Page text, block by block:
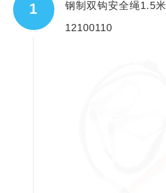
1 钢制双钩安全绳1.5米
12100110